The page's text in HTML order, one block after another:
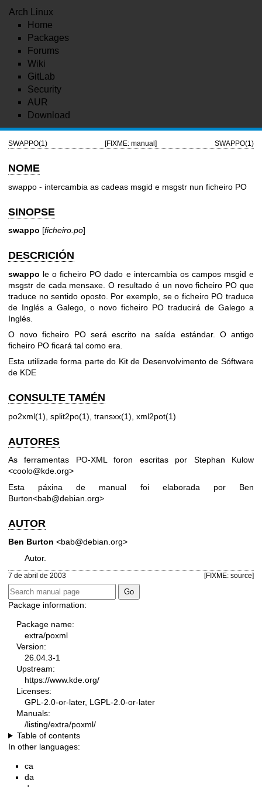
Arch Linux
Home
Packages
Forums
Wiki
GitLab
Security
AUR
Download
SWAPPO(1) [FIXME: manual] SWAPPO(1)
NOME
swappo - intercambia as cadeas msgid e msgstr nun ficheiro PO
SINOPSE
swappo [ficheiro.po]
DESCRICIÓN
swappo le o ficheiro PO dado e intercambia os campos msgid e
msgstr de cada mensaxe. O resultado é un novo ficheiro PO que
traduce no sentido oposto. Por exemplo, se o ficheiro PO traduce
de Inglés a Galego, o novo ficheiro PO traducirá de Galego a
Inglés.
O novo ficheiro PO será escrito na saída estándar. O antigo
ficheiro PO ficará tal como era.
Esta utilizade forma parte do Kit de Desenvolvimento de Sóftware
de KDE
CONSULTE TAMÉN
po2xml(1), split2po(1), transxx(1), xml2pot(1)
AUTORES
As ferramentas PO-XML foron escritas por Stephan Kulow
<coolo@kde.org>
Esta páxina de manual foi elaborada por Ben
Burton<bab@debian.org>
AUTOR
Ben Burton <bab@debian.org>
Autor.
7 de abril de 2003 [FIXME: source]
Package information:
Package name:
extra/poxml
Version:
26.04.3-1
Upstream:
https://www.kde.org/
Licenses:
GPL-2.0-or-later, LGPL-2.0-or-later
Manuals:
/listing/extra/poxml/
Table of contents
In other languages:
ca
da